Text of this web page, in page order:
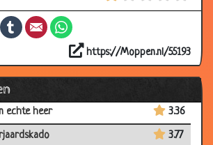
PinterestTumblrEmail
https://Moppen.nl/55193
jongetje van 6
voor pappa
3.69
burenruzies ontstaan
echte heer
3.36
3.77